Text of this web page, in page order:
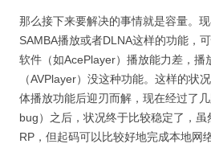
那么接下来要解决的事情就是容量。
SAMBA播放或者DLNA这样的功能，
软件（如AcePlayer）播放能力差，播
（AVPlayer）没这种功能。这样的状
体播放功能后迎刃而解，现在经过了
bug）之后，状况终于比较稳定了，
RP，但起码可以比较好地完成本地网